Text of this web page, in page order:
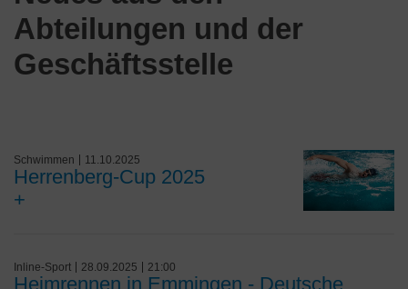
Abteilungen und der
Geschäftsstelle
Schwimmen 11.10.2025
Herrenberg-Cup 2025
+
Inline-Sport 28.09.2025 21:00
Heimrennen in Emmingen - Deutsche